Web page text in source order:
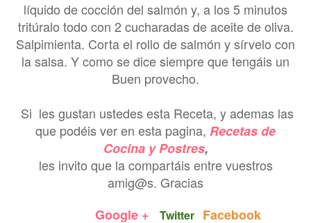
líquido de cocción del salmón y, a los 5 minutos
tritúralo todo con 2 cucharadas de aceite de oliva.
Salpimienta. Corta el rollo de salmón y sírvelo con
la salsa. Y como se dice siempre que tengáis un
Buen provecho.
Si les gustan ustedes esta Receta, y ademas las
que podéis ver en esta pagina, Recetas de
Cocina y Postres,
les invito que la compartáis entre vuestros
amig@s. Gracias
Google +
Twitter Facebook